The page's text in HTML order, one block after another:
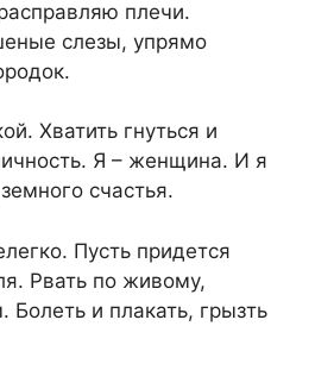
плечи.
слезы, упрямо
Хватить гнуться и
Я – женщина. И я
счастья.
Пусть придется
Рвать по живому,
Болеть и плакать, грызть